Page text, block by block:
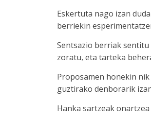
Eskertuta nago izan
berriekin
Sentsazio berriak
zoratu, eta tarteka
Proposamen honekin
guztirako denborarik
Hanka sartzeak